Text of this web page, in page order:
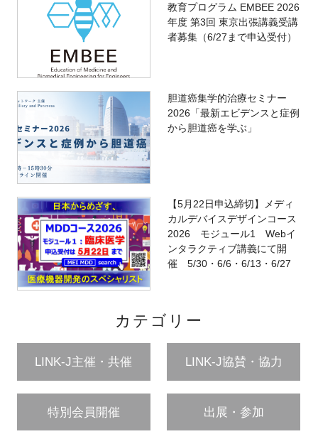
教育プログラム EMBEE 2026
年度 第3回 東京出張講義受講
者募集（6/27まで申込受付）
胆道癌集学的治療セミナー
2026「最新エビデンスと症例
から胆道癌を学ぶ」
【5月22日申込締切】メディ
カルデバイスデザインコース
2026 モジュール1 Webイ
ンタラクティブ講義にて開
催 5/30・6/6・6/13・6/27
カテゴリー
LINK-J主催・共催 LINK-J協賛・協力
特別会員開催 出展・参加